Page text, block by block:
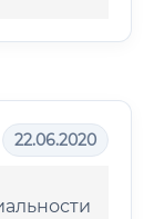
22.06.2020